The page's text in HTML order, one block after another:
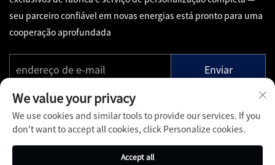
seu parceiro confiável em novas energias está pronto para uma
cooperação aprofundada
Enviar
Copyright © Shenzhen Pinfang Chuangfu Technology Co., Ltd.
We value your privacy
We use cookies and similar tools to provide our services. If you
don't want to accept all cookies, click Personalize cookies.
Accept all